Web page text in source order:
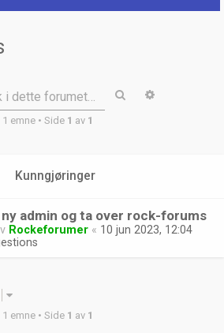
i dette forumet… Søk
1 emne • Side 1 av 1
Kunngjøringer
admin og ta over rock-forums
Rockeforumer « 10 jun 2023, 12:04
1 emne • Side 1 av 1